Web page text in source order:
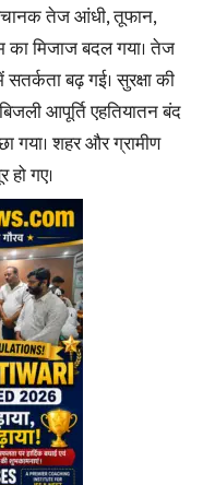
अचानक तेज आंधी, तूफान,
मिजाज बदल गया। तेज
बढ़ गई। सुरक्षा की
बिजली आपूर्ति एहतियातन बंद
गया। शहर और ग्रामीण
गए।